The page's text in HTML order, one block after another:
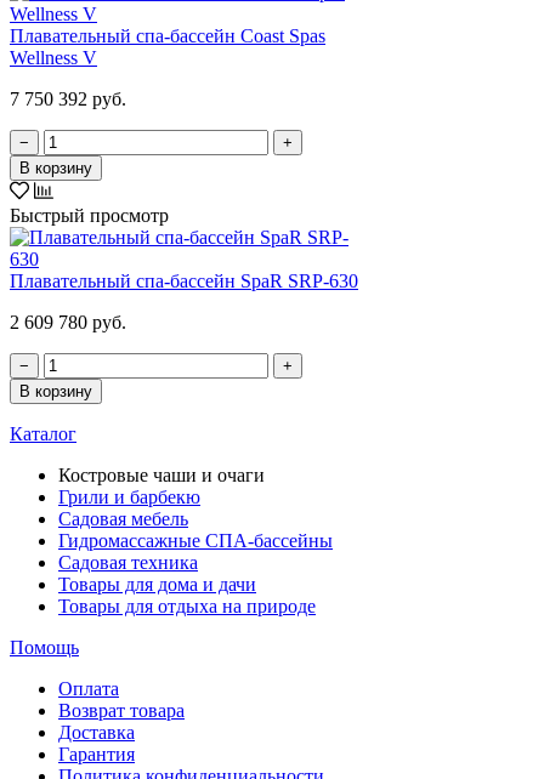
Плавательный спа-бассейн Coast Spas
Wellness V
7 750 392 руб.
−
+
В корзину
Быстрый просмотр
Плавательный спа-бассейн SpaR SRP-630
2 609 780 руб.
−
+
В корзину
Каталог
Костровые чаши и очаги
Грили и барбекю
Садовая мебель
Гидромассажные СПА-бассейны
Садовая техника
Товары для дома и дачи
Товары для отдыха на природе
Помощь
Оплата
Возврат товара
Доставка
Гарантия